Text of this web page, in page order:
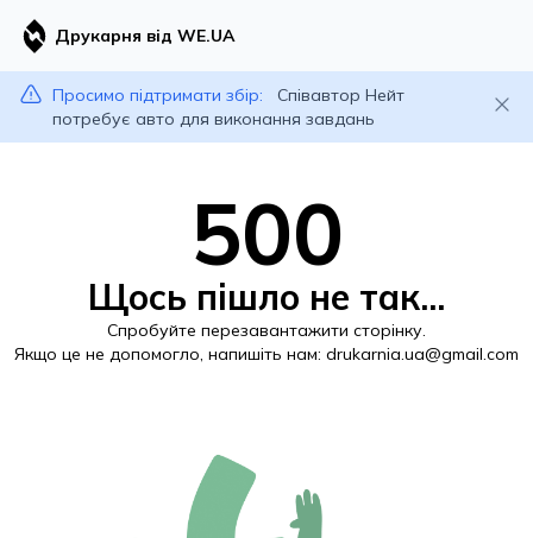
Друкарня від WE.UA
Просимо підтримати збір:
Співавтор Нейт
потребує авто для виконання завдань
500
Щось пішло не так...
Спробуйте перезавантажити сторінку.
Якщо це не допомогло, напишіть нам: drukarnia.ua@gmail.com